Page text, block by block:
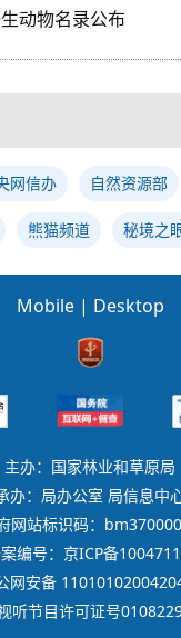
动物名录公布
网信办 自然资源部
熊猫频道 秘境之
Mobile | Desktop
主办：国家林业和草原局
办：局办公室 局信息中
网站标识码：
编号：京ICP备
网安备
听节目许可证号